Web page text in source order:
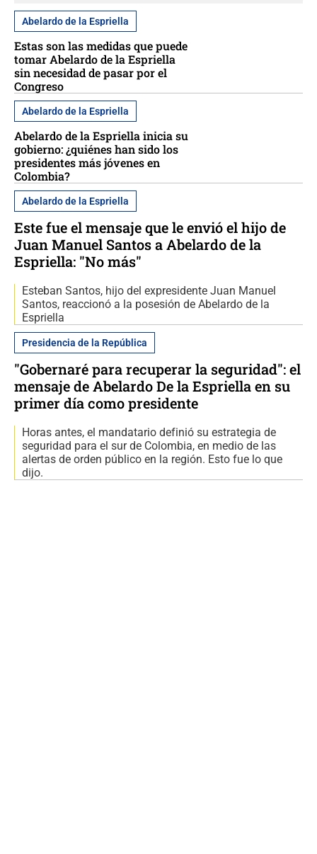
Abelardo de la Espriella
Estas son las medidas que puede
tomar Abelardo de la Espriella
sin necesidad de pasar por el
Congreso
Abelardo de la Espriella
Abelardo de la Espriella inicia su
gobierno: ¿quiénes han sido los
presidentes más jóvenes en
Colombia?
Abelardo de la Espriella
Este fue el mensaje que le envió el hijo de
Juan Manuel Santos a Abelardo de la
Espriella: "No más"
Esteban Santos, hijo del expresidente Juan Manuel
Santos, reaccionó a la posesión de Abelardo de la
Espriella
Presidencia de la República
"Gobernaré para recuperar la seguridad": el
mensaje de Abelardo De la Espriella en su
primer día como presidente
Horas antes, el mandatario definió su estrategia de
seguridad para el sur de Colombia, en medio de las
alertas de orden público en la región. Esto fue lo que
dijo.